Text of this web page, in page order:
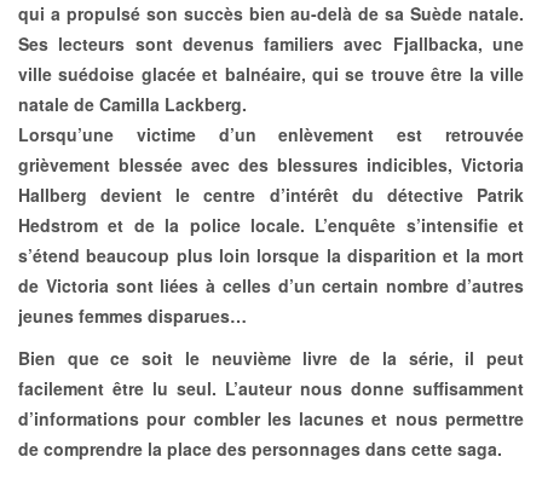
qui a propulsé son succès bien au-delà de sa Suède natale.
Ses lecteurs sont devenus familiers avec Fjallbacka, une
ville suédoise glacée et balnéaire, qui se trouve être la ville
natale de Camilla Lackberg.
Lorsqu’une victime d’un enlèvement est retrouvée
grièvement blessée avec des blessures indicibles, Victoria
Hallberg devient le centre d’intérêt du détective Patrik
Hedstrom et de la police locale. L’enquête s’intensifie et
s’étend beaucoup plus loin lorsque la disparition et la mort
de Victoria sont liées à celles d’un certain nombre d’autres
jeunes femmes disparues…
Bien que ce soit le neuvième livre de la série, il peut
facilement être lu seul. L’auteur nous donne suffisamment
d’informations pour combler les lacunes et nous permettre
de comprendre la place des personnages dans cette saga.